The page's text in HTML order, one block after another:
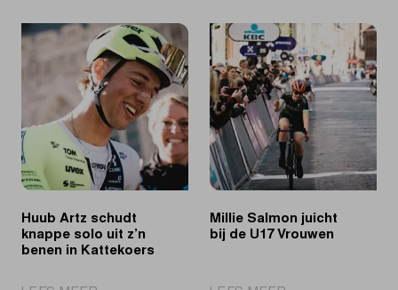
Huub Artz schudt
knappe solo uit z’n
benen in Kattekoers
Millie Salmon juicht
bij de U17 Vrouwen